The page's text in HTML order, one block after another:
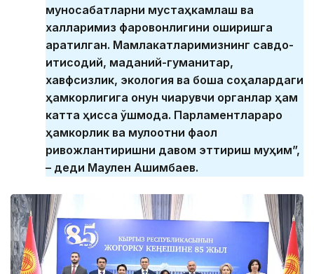
муносабатларни мустаҳкамлаш ва
халқларимиз фаровонлигини оширишга
қаратилган. Мамлакатларимизнинг савдо-
иқтисодий, маданий-гуманитар,
хавфсизлик, экология ва бошқа соҳалардаги
ҳамкорлигига қонун чиқарувчи органлар ҳам
катта ҳисса қўшмоқда. Парламентлараро
ҳамкорлик ва мулоқотни фаол
ривожлантиришни давом эттириш муҳим”,
– деди Маулен Ашимбаев.